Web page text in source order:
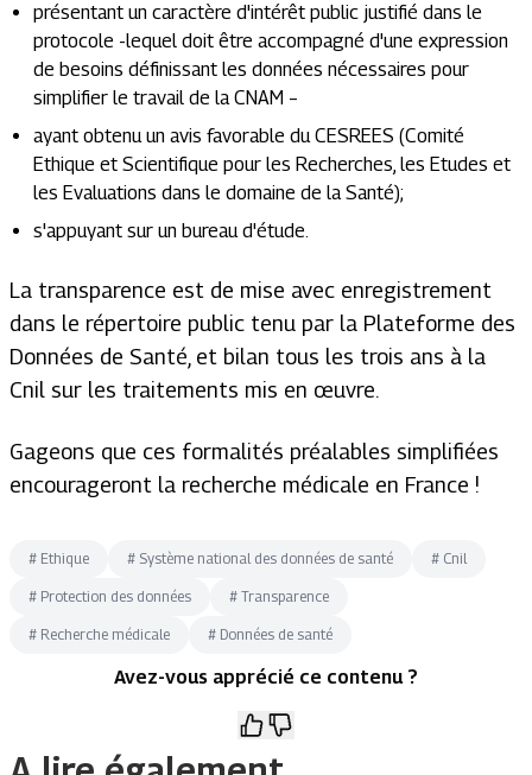
présentant un caractère d'intérêt public justifié dans le
protocole -lequel doit être accompagné d'une expression
de besoins définissant les données nécessaires pour
simplifier le travail de la CNAM –
ayant obtenu un avis favorable du CESREES (Comité
Ethique et Scientifique pour les Recherches, les Etudes et
les Evaluations dans le domaine de la Santé);
s'appuyant sur un bureau d'étude.
La transparence est de mise avec enregistrement
dans le répertoire public tenu par la Plateforme des
Données de Santé, et bilan tous les trois ans à la
Cnil sur les traitements mis en œuvre.
Gageons que ces formalités préalables simplifiées
encourageront la recherche médicale en France !
# Ethique # Système national des données de santé # Cnil
# Protection des données # Transparence
# Recherche médicale # Données de santé
Avez-vous apprécié ce contenu ?